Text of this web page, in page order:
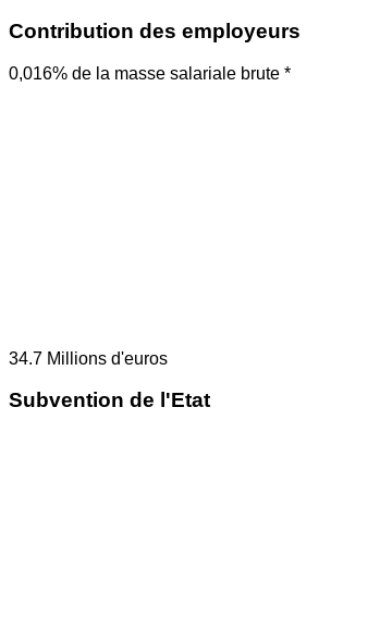
Contribution des employeurs
0,016% de la masse salariale brute *
34.7 Millions d'euros
Subvention de l'Etat